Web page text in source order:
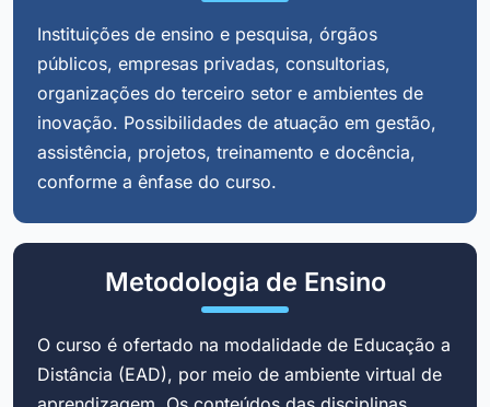
Instituições de ensino e pesquisa, órgãos
públicos, empresas privadas, consultorias,
organizações do terceiro setor e ambientes de
inovação. Possibilidades de atuação em gestão,
assistência, projetos, treinamento e docência,
conforme a ênfase do curso.
Metodologia de Ensino
O curso é ofertado na modalidade de Educação a
Distância (EAD), por meio de ambiente virtual de